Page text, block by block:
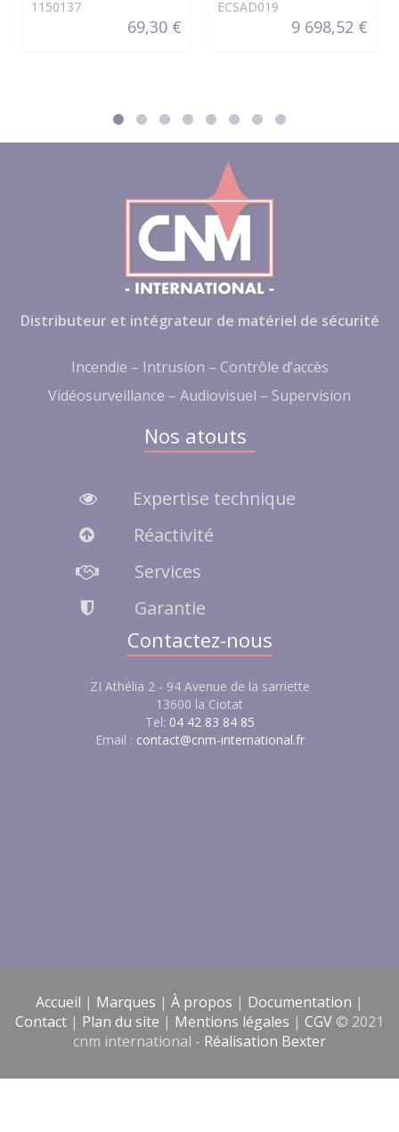
1150137
69,30 €
ECSAD019
9 698,52 €
Distributeur et intégrateur de matériel de sécurité
Incendie – Intrusion – Contrôle d’accès
Vidéosurveillance – Audiovisuel – Supervision
Nos atouts
Expertise technique
Réactivité
Services
Garantie
Contactez-nous
ZI Athélia 2 - 94 Avenue de la sarriette
13600 la Ciotat
Tel: 04 42 83 84 85
Email : contact@cnm-international.fr
Accueil | Marques | À propos | Documentation |
Contact | Plan du site | Mentions légales | CGV © 2021
cnm international - Réalisation Bexter